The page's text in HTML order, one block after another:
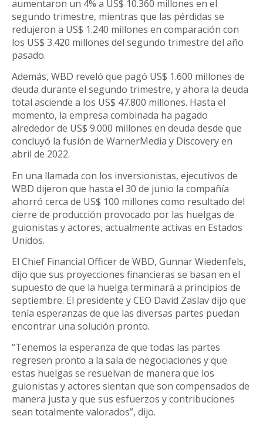
aumentaron un 4% a US$ 10.360 millones en el
segundo trimestre, mientras que las pérdidas se
redujeron a US$ 1.240 millones en comparación con
los US$ 3.420 millones del segundo trimestre del año
pasado.
Además, WBD reveló que pagó US$ 1.600 millones de
deuda durante el segundo trimestre, y ahora la deuda
total asciende a los US$ 47.800 millones. Hasta el
momento, la empresa combinada ha pagado
alrededor de US$ 9.000 millones en deuda desde que
concluyó la fusión de WarnerMedia y Discovery en
abril de 2022.
En una llamada con los inversionistas, ejecutivos de
WBD dijeron que hasta el 30 de junio la compañía
ahorró cerca de US$ 100 millones como resultado del
cierre de producción provocado por las huelgas de
guionistas y actores, actualmente activas en Estados
Unidos.
El Chief Financial Officer de WBD, Gunnar Wiedenfels,
dijo que sus proyecciones financieras se basan en el
supuesto de que la huelga terminará a principios de
septiembre. El presidente y CEO David Zaslav dijo que
tenía esperanzas de que las diversas partes puedan
encontrar una solución pronto.
“Tenemos la esperanza de que todas las partes
regresen pronto a la sala de negociaciones y que
estas huelgas se resuelvan de manera que los
guionistas y actores sientan que son compensados de
manera justa y que sus esfuerzos y contribuciones
sean totalmente valorados”, dijo.